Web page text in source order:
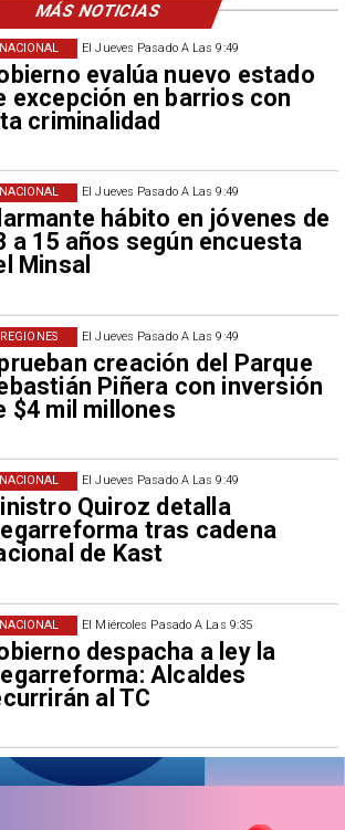
El Jueves Pasado A Las 9:49
evalúa nuevo estado
excepción en barrios con
criminalidad
NACIONAL
El Jueves Pasado A Las 9:49
hábito en jóvenes de
a 15 años según encuesta
Minsal
NACIONAL
El Jueves Pasado A Las 9:49
creación del Parque
Piñera con inversión
$4 mil millones
REGIONES
El Jueves Pasado A Las 9:49
Quiroz detalla
tras cadena
de Kast
NACIONAL
El Miércoles Pasado A Las 9:35
despacha a ley la
Alcaldes
al TC
NACIONAL
MÁS NOTICIAS